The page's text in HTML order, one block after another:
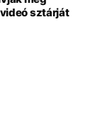
sztárját